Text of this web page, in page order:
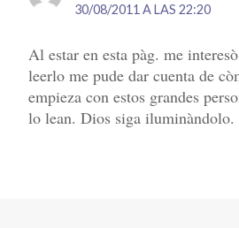
30/08/2011 A LAS 22:20
Al estar en esta pàg. me
leerlo me pude dar cuenta de
empieza con estos grandes
lo lean. Dios siga iluminàndolo.